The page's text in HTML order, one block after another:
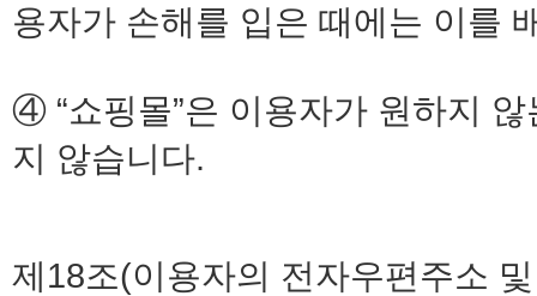
용자가 손해를 입은 때에는 이를
④ “쇼핑몰”은 이용자가 원하지
지 않습니다.
제18조(이용자의 전자우편주소